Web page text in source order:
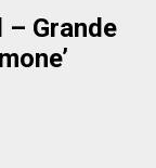
– Grande